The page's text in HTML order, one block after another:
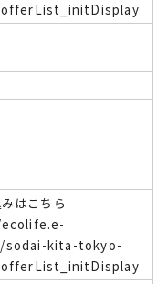
はこちら
sodai-kita-tokyo-